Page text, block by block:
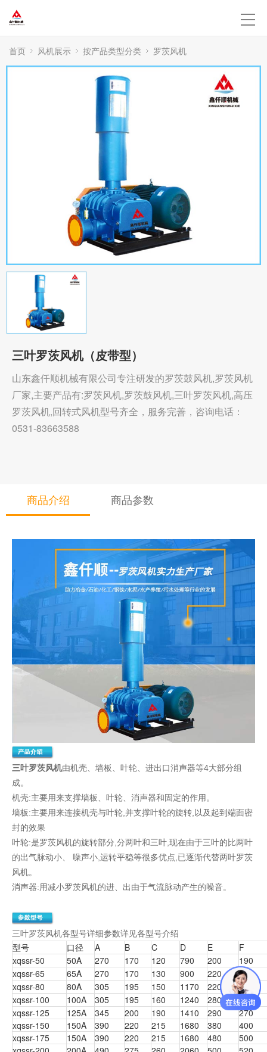
首页 风机展示 按产品类型分类 罗茨风机
三叶罗茨风机（皮带型）
山东鑫仟顺机械有限公司专注研发的罗茨鼓风机,罗茨风机
厂家,主要产品有:罗茨风机,罗茨鼓风机,三叶罗茨风机,高压
罗茨风机,回转式风机型号齐全，服务完善，咨询电话：
0531-83663588
商品介绍 商品参数
三叶罗茨风机由机壳、墙板、叶轮、进出口消声器等4大部分组
成。
机壳:主要用来支撑墙板、叶轮、消声器和固定的作用。
墙板:主要用来连接机壳与叶轮,并支撑叶轮的旋转,以及起到端面密
封的效果
叶轮:是罗茨风机的旋转部分,分两叶和三叶,现在由于三叶的比两叶
的出气脉动小、 噪声小,运转平稳等很多优点,已逐渐代替两叶罗茨
风机。
消声器:用减小罗茨风机的进、出由于气流脉动产生的噪音。
三叶罗茨风机各型号详细参数详见各型号介绍
型号 口径 A B C D E
F
xqssr-50
50A 270 170 120 790 200
190
xqssr-65
65A 270 170 130 900 220
210
xqssr-80
80A 305 195 150 1170 220
220
xqssr-100
100A 305 195 160 1240 280
260
xqssr-125
125A 345 200 190 1410 290
270
xqssr-150
150A 390 220 215 1680 380
400
xqssr-175
150A 390 220 215 1680 480
500